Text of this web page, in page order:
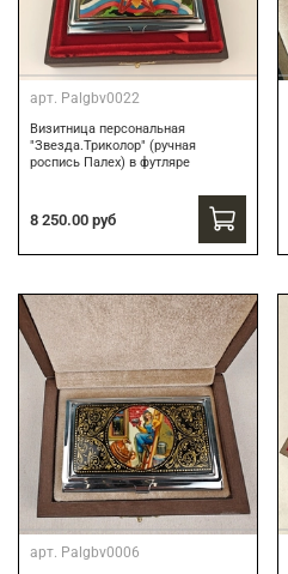
арт. Palgbv0022
Визитница персональная
"Звезда.Триколор" (ручная
роспись Палех) в футляре
8 250.00 руб
арт. Palgbv0006